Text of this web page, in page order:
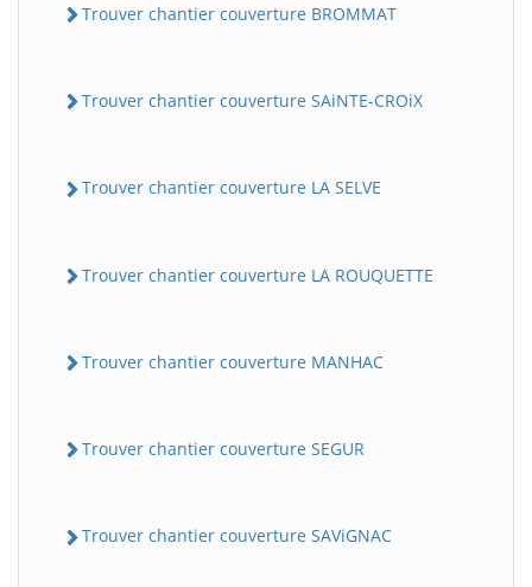
Trouver chantier couverture BROMMAT
Trouver chantier couverture SAiNTE-CROiX
Trouver chantier couverture LA SELVE
Trouver chantier couverture LA ROUQUETTE
Trouver chantier couverture MANHAC
Trouver chantier couverture SEGUR
Trouver chantier couverture SAViGNAC
B Assistant en ligne